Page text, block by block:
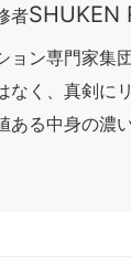
者SHUKEN
ョン専門家集
なく、真剣に
ある中身の濃